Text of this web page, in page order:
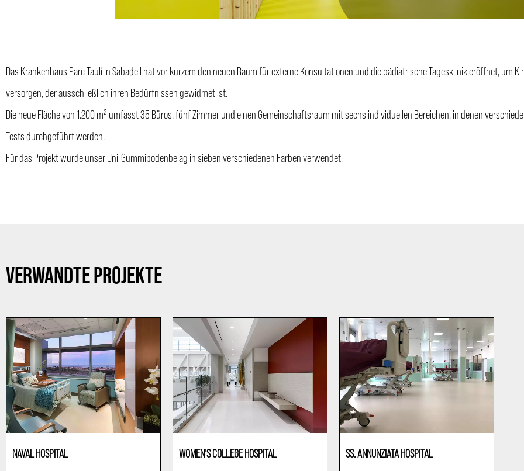
Das Krankenhaus Parc Taulí in Sabadell hat vor kurzem den neuen Raum für externe Konsultationen und die pädiatrische Tagesklinik eröffnet, um
versorgen, der ausschließlich ihren Bedürfnissen gewidmet ist.
Die neue Fläche von 1.200 m² umfasst 35 Büros, fünf Zimmer und einen Gemeinschaftsraum mit sechs individuellen Bereichen, in denen
Tests durchgeführt werden.
Für das Projekt wurde unser Uni-Gummibodenbelag in sieben verschiedenen Farben verwendet.
VERWANDTE PROJEKTE
NAVAL HOSPITAL WOMEN’S COLLEGE HOSPITAL SS. ANNUNZIATA HOSPITAL